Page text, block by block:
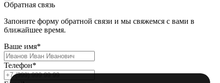
Обратная связь
Запоните форму обратной связи и мы свяжемся с вами в
ближайшее время.
Ваше имя*
Телефон*